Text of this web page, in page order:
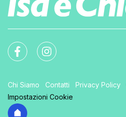
Chi Siamo Contatti Privacy Policy
Impostazioni Cookie